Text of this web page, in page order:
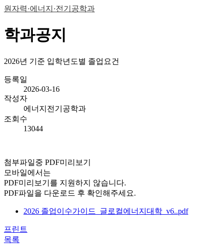
원자력·에너지·전기공학과
학과공지
2026년 기준 입학년도별 졸업요건
등록일
2026-03-16
작성자
에너지전기공학과
조회수
13044
첨부파일중 PDF미리보기
모바일에서는
PDF미리보기를 지원하지 않습니다.
PDF파일을 다운로드 후 확인해주세요.
2026 졸업이수가이드_글로컬에너지대학_v6..pdf
프린트
목록